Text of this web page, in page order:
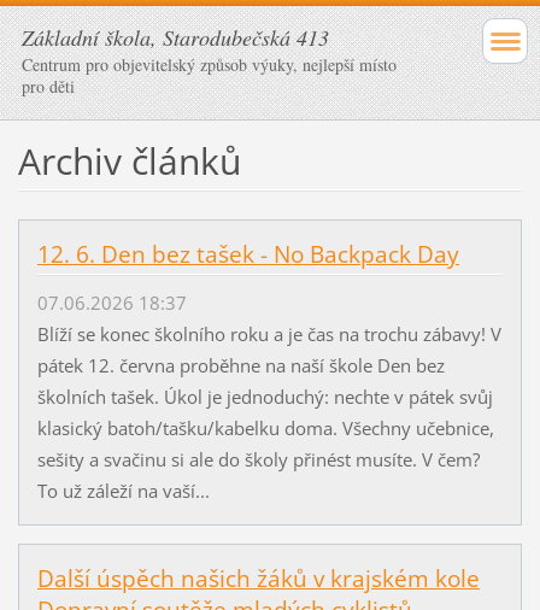
Základní škola, Starodubečská 413
Centrum pro objevitelský způsob výuky, nejlepší místo
pro děti
Archiv článků
12. 6. Den bez tašek - No Backpack Day
07.06.2026 18:37
Blíží se konec školního roku a je čas na trochu zábavy! V
pátek 12. června proběhne na naší škole Den bez
školních tašek. Úkol je jednoduchý: nechte v pátek svůj
klasický batoh/tašku/kabelku doma. Všechny učebnice,
sešity a svačinu si ale do školy přinést musíte. V čem?
To už záleží na vaší...
Další úspěch našich žáků v krajském kole